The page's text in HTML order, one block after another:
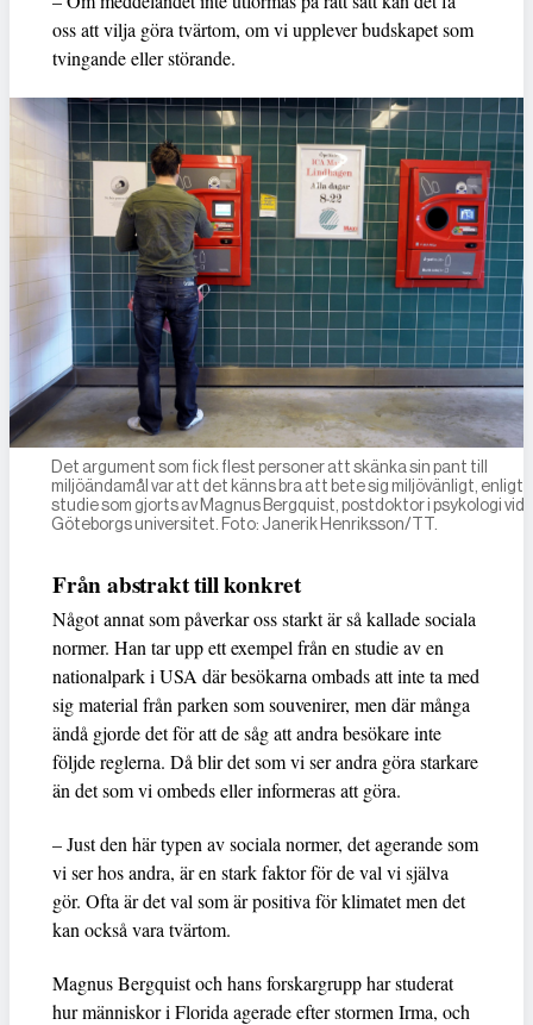
oss att vilja göra tvärtom, om vi upplever budskapet som
tvingande eller störande.
Det argument som fick flest personer att skänka sin pant till
miljöändamål var att det känns bra att bete sig miljövänligt, enligt
studie som gjorts av Magnus Bergquist, postdoktor i psykologi vid
Göteborgs universitet. Foto: Janerik Henriksson/TT.
Från abstrakt till konkret
Något annat som påverkar oss starkt är så kallade sociala
normer. Han tar upp ett exempel från en studie av en
nationalpark i USA där besökarna ombads att inte ta med
sig material från parken som souvenirer, men där många
ändå gjorde det för att de såg att andra besökare inte
följde reglerna. Då blir det som vi ser andra göra starkare
än det som vi ombeds eller informeras att göra.
– Just den här typen av sociala normer, det agerande som
vi ser hos andra, är en stark faktor för de val vi själva
gör. Ofta är det val som är positiva för klimatet men det
kan också vara tvärtom.
Magnus Bergquist och hans forskargrupp har studerat
hur människor i Florida agerade efter stormen Irma, och